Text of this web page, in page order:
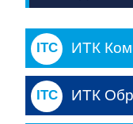
ИТК
ИТК